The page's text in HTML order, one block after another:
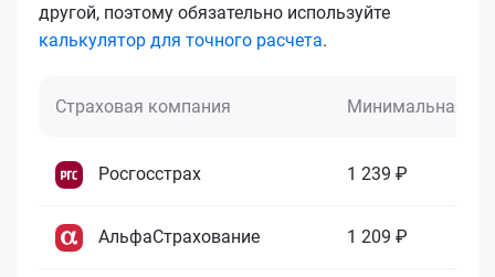
другой, поэтому обязательно используйте
калькулятор для точного расчета.
Страховая компания Минимальная
Росгосстрах 1 239 ₽
АльфаСтрахование 1 209 ₽